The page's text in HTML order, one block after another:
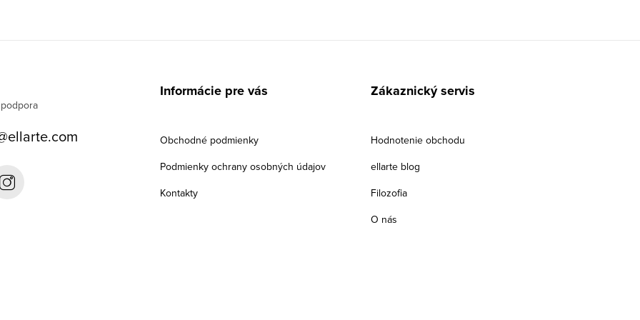
ellarte.com
Informácie pre vás
Obchodné podmienky
Podmienky ochrany osobných údajov
Kontakty
Zákaznický servis
Hodnotenie obchodu
ellarte blog
Filozofia
O nás